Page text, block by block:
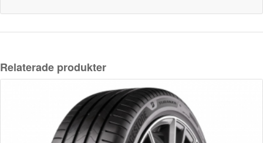
Relaterade produkter